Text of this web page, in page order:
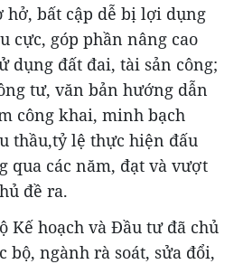
hở, bất cập dễ bị lợi dụng
cực, góp phần nâng cao
dụng đất đai, tài sản công;
tư, văn bản hướng dẫn
công khai, minh bạch
thầu,tỷ lệ thực hiện đấu
qua các năm, đạt và vượt
đề ra.
Kế hoạch và Đầu tư đã chủ
bộ, ngành rà soát, sửa đổi,